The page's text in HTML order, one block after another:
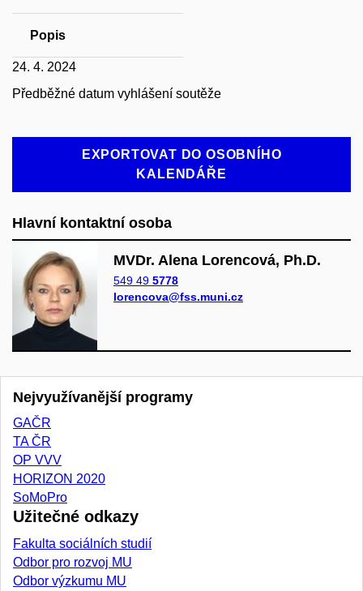
Popis
24. 4. 2024
Předběžné datum vyhlášení soutěže
EXPORTOVAT DO OSOBNÍHO
KALENDÁŘE
Hlavní kontaktní osoba
MVDr. Alena Lorencová, Ph.D.
549 49 5778
lorencova@fss.muni.cz
Nejvyužívanější programy
GAČR
TA ČR
OP VVV
HORIZON 2020
SoMoPro
Užitečné odkazy
Fakulta sociálních studií
Odbor pro rozvoj MU
Odbor výzkumu MU